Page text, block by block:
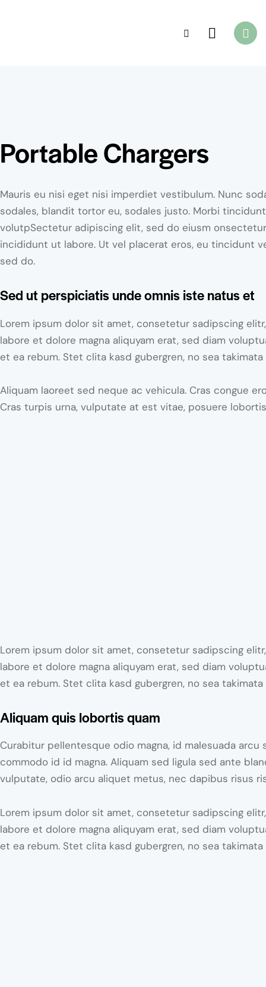
Portable Chargers
Mauris eu nisi eget nisi imperdiet vestibulum. Nunc
sodales, blandit tortor eu, sodales justo. Morbi
volutpSectetur adipiscing elit, sed do eiusm
incididunt ut labore. Ut vel placerat eros, eu tincidunt
sed do.
Sed ut perspiciatis unde omnis iste natus et
Lorem ipsum dolor sit amet, consetetur sadipscing
labore et dolore magna aliquyam erat, sed diam
et ea rebum. Stet clita kasd gubergren, no sea
Aliquam laoreet sed neque ac vehicula. Cras congue
Cras turpis urna, vulputate at est vitae, posuere
Lorem ipsum dolor sit amet, consetetur sadipscing
labore et dolore magna aliquyam erat, sed diam
et ea rebum. Stet clita kasd gubergren, no sea
Aliquam quis lobortis quam
Curabitur pellentesque odio magna, id malesuada
commodo id id magna. Aliquam sed ligula sed ante
vulputate, odio arcu aliquet metus, nec dapibus risus
Lorem ipsum dolor sit amet, consetetur sadipscing
labore et dolore magna aliquyam erat, sed diam
et ea rebum. Stet clita kasd gubergren, no sea